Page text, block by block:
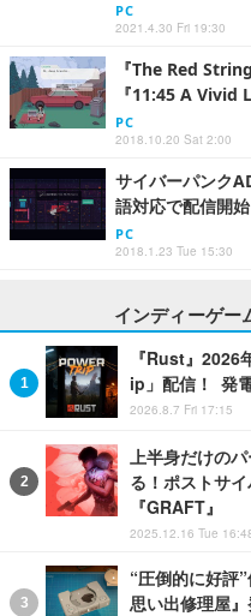
PC
2021.4.30 Fri 19:30
『The Red
『11:45 A Vivid
PC
2018.10.20 Sat 2:00
サイバーパンク
語対応で配信開
PC
2018.1.23 Tue 15:30
インディーゲー
『Rust』2026
ip」配信！ 発
2026.8.7 Fri 17:15
上半身だけの
る！ポストサ
『GRAFT』
2025.12.16 Tue
“圧倒的に好評
思い出修理屋